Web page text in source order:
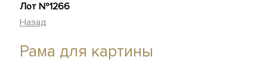
Лот №1266
Назад
Рама для картины